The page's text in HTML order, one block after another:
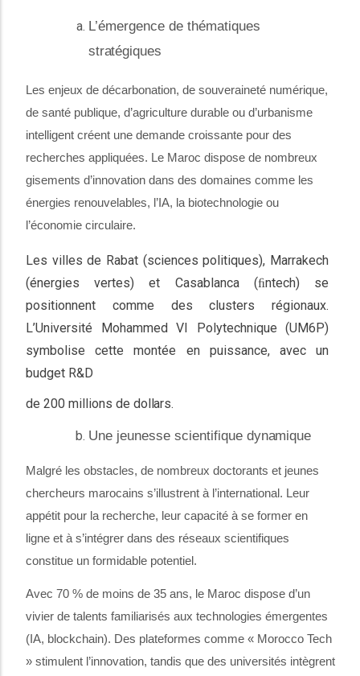
L’émergence de thématiques
stratégiques
Les enjeux de décarbonation, de souveraineté numérique,
de santé publique, d’agriculture durable ou d’urbanisme
intelligent créent une demande croissante pour des
recherches appliquées. Le Maroc dispose de nombreux
gisements d’innovation dans des domaines comme les
énergies renouvelables, l’IA, la biotechnologie ou
l’économie circulaire.
Les villes de Rabat (sciences politiques), Marrakech
(énergies vertes) et Casablanca (ﬁntech) se
positionnent comme des clusters régionaux.
L’Université Mohammed VI Polytechnique (UM6P)
symbolise cette montée en puissance, avec un
budget R&D
de 200 millions de dollars.
Une jeunesse scientifique dynamique
Malgré les obstacles, de nombreux doctorants et jeunes
chercheurs marocains s’illustrent à l’international. Leur
appétit pour la recherche, leur capacité à se former en
ligne et à s’intégrer dans des réseaux scientifiques
constitue un formidable potentiel.
Avec 70 % de moins de 35 ans, le Maroc dispose d’un
vivier de talents familiarisés aux technologies émergentes
(IA, blockchain). Des plateformes comme « Morocco Tech
» stimulent l’innovation, tandis que des universités intègrent